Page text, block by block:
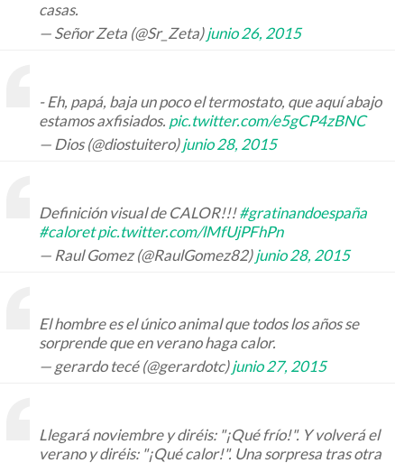
casas.
— Señor Zeta (@Sr_Zeta)junio 26, 2015
- Eh, papá, baja un poco el termostato, que aquí abajo
estamos axfisiados. pic.twitter.com/e5gCP4zBNC
— Dios (@diostuitero)junio 28, 2015
Definición visual de CALOR!!!#gratinandoespaña
#caloret pic.twitter.com/lMfUjPFhPn
— Raul Gomez (@RaulGomez82)junio 28, 2015
El hombre es el único animal que todos los años se
sorprende que en verano haga calor.
— gerardo tecé (@gerardotc)junio 27, 2015
Llegará noviembre y diréis: "¡Qué frío!". Y volverá el
verano y diréis: "¡Qué calor!". Una sorpresa tras otra